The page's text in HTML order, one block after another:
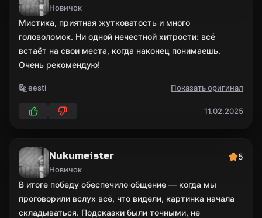
Новичок
Мистика, приятная жутковатость и много
головоломок. Ни одной нечестной хитрости: всё
встаёт на свои места, когда наконец понимаешь.
Очень рекомендую!
eesti Показать оригинал
11.02.2025
Nukumeister
Новичок
5
В итоге победу обеспечило общение — когда мы
проговорили вслух всё, что видели, картинка начала
складываться. Подсказки были точными, не